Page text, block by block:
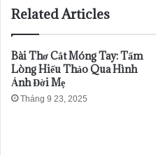
Related Articles
Bài Thơ Cắt Móng Tay: Tấm
Lòng Hiếu Thảo Qua Hình
Ảnh Đời Mẹ
Tháng 9 23, 2025